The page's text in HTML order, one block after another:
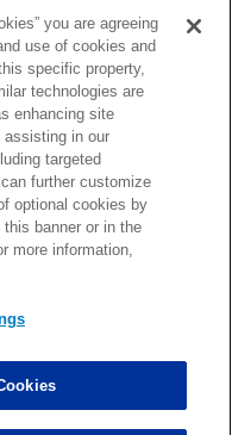
NFL
FAQ
BY Getty Images
you are agreeing
use of cookies and
specific property,
technologies are
enhancing site
assisting in our
targeted
further customize
optional cookies by
banner or in the
more information,